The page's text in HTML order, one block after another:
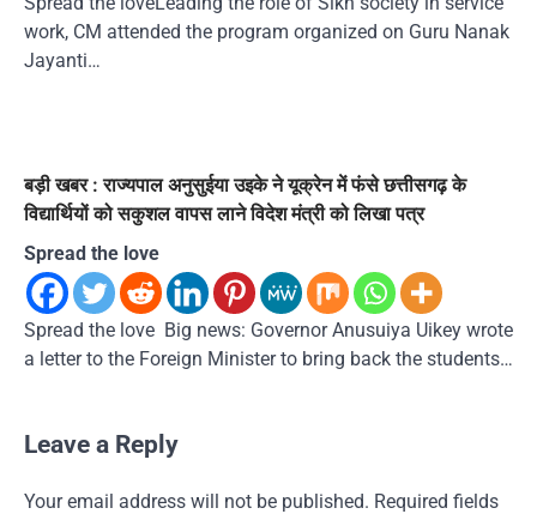
work, CM attended the program organized on Guru Nanak
Jayanti…
बड़ी खबर : राज्यपाल अनुसुईया उइके ने यूक्रेन में फंसे छत्तीसगढ़ के
विद्यार्थियों को सकुशल वापस लाने विदेश मंत्री को लिखा पत्र
Spread the love
Spread the love Big news: Governor Anusuiya Uikey wrote
a letter to the Foreign Minister to bring back the students…
Leave a Reply
Your email address will not be published. Required fields